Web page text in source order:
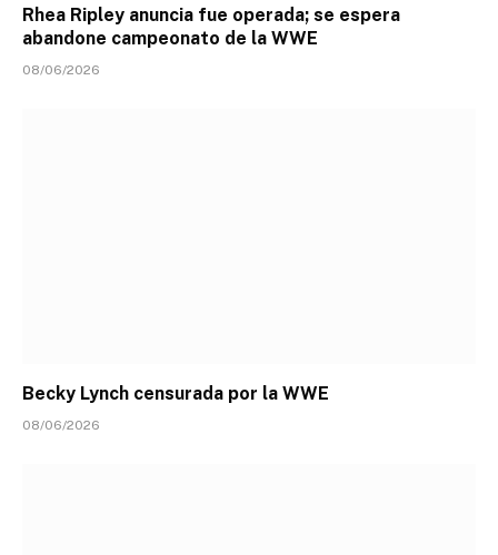
Rhea Ripley anuncia fue operada; se espera
abandone campeonato de la WWE
08/06/2026
Becky Lynch censurada por la WWE
08/06/2026